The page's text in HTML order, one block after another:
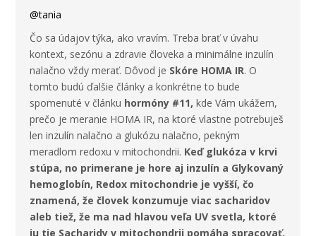
@tania
Čo sa údajov týka, ako vravím. Treba brať v úvahu
kontext, sezónu a zdravie človeka a minimálne inzulín
nalačno vždy merať. Dôvod je Skóre HOMA IR. O
tomto budú ďalšie články a konkrétne to bude
spomenuté v článku hormóny #11, kde Vám ukážem,
prečo je meranie HOMA IR, na ktoré vlastne potrebuješ
len inzulín nalačno a glukózu nalačno, pekným
meradlom redoxu v mitochondrii. Keď glukóza v krvi
stúpa, no primerane je hore aj inzulín a Glykovaný
hemoglobín, Redox mitochondrie je vyšší, čo
znamená, že človek konzumuje viac sacharidov
aleb tiež, že ma nad hlavou veľa UV svetla, ktoré
ju tie Sacharidy v mitochondrii pomáha spracovať.